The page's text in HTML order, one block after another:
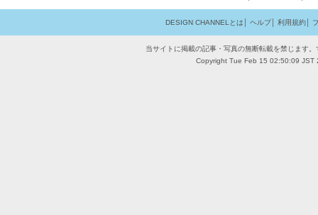
DESIGN CHANNELとは ヘルプ│ 利用規約│
当サイトに掲載の記事・写真の無断転載を禁じます
Copyright Tue Feb 15 02:50:09 JST